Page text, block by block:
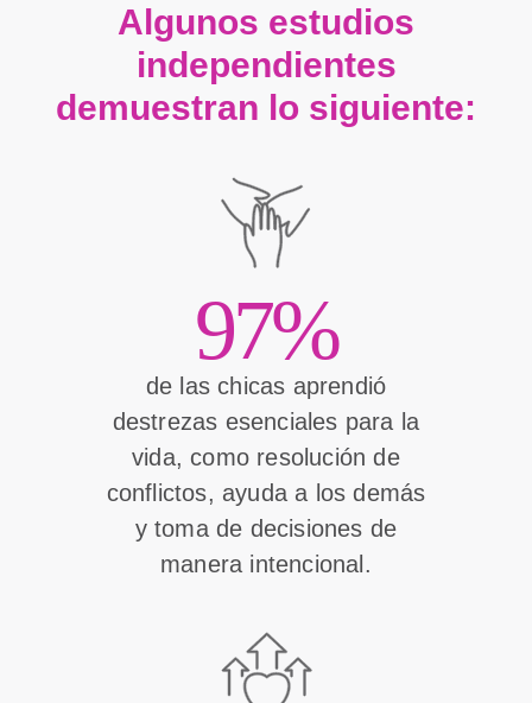
Algunos estudios
independientes
demuestran lo siguiente:
97%
de las chicas aprendió
destrezas esenciales para la
vida, como resolución de
conflictos, ayuda a los demás
y toma de decisiones de
manera intencional.